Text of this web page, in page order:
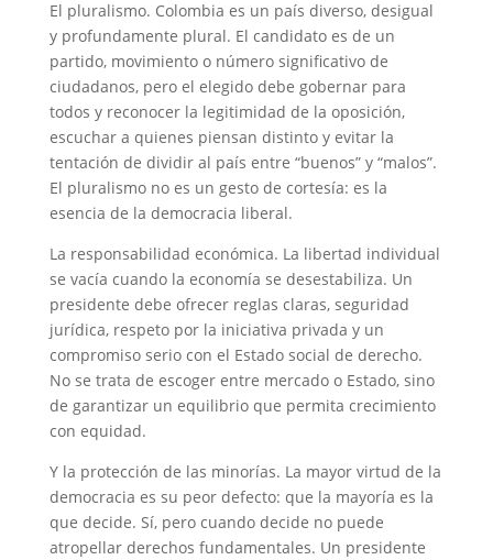
El pluralismo. Colombia es un país diverso, desigual
y profundamente plural. El candidato es de un
partido, movimiento o número significativo de
ciudadanos, pero el elegido debe gobernar para
todos y reconocer la legitimidad de la oposición,
escuchar a quienes piensan distinto y evitar la
tentación de dividir al país entre “buenos” y “malos”.
El pluralismo no es un gesto de cortesía: es la
esencia de la democracia liberal.
La responsabilidad económica. La libertad individual
se vacía cuando la economía se desestabiliza. Un
presidente debe ofrecer reglas claras, seguridad
jurídica, respeto por la iniciativa privada y un
compromiso serio con el Estado social de derecho.
No se trata de escoger entre mercado o Estado, sino
de garantizar un equilibrio que permita crecimiento
con equidad.
Y la protección de las minorías. La mayor virtud de la
democracia es su peor defecto: que la mayoría es la
que decide. Sí, pero cuando decide no puede
atropellar derechos fundamentales. Un presidente